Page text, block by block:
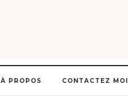
À PROPOS CONTACTEZ MOI